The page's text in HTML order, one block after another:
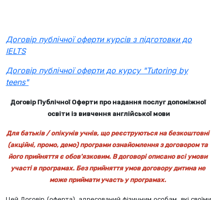
Договір публічної оферти курсів з підготовки до
IELTS
Договір публічної оферти до курсу "Tutoring by
teens"
Договір Публічної Оферти про надання послуг допоміжної
освіти із вивчення англійської мови
Для батьків / опікунів учнів, що реєструються на безкоштовні
(акційні, промо, демо) програми ознайомлення з договором та
його прийняття є обов'язковим. В договорі описано всі умови
участі в програмах. Без прийняття умов договору дитина не
може приймати участь у програмах.